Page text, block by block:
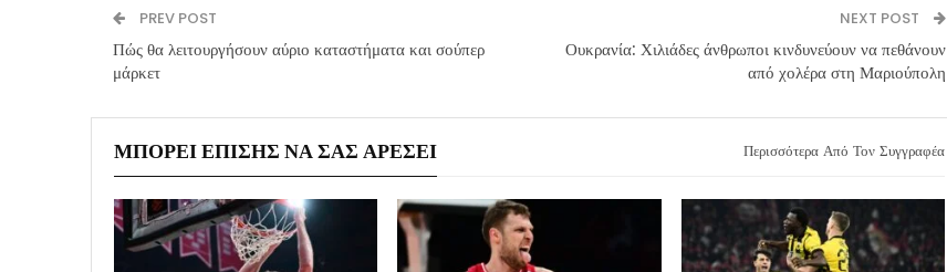
PREV POST
Πώς θα λειτουργήσουν αύριο καταστήματα και σούπερ
μάρκετ
NEXT POST
Ουκρανία: Χιλιάδες άνθρωποι κινδυνεύουν να πεθάνουν
από χολέρα στη Μαριούπολη
ΜΠΟΡΕΊ ΕΠΊΣΗΣ ΝΑ ΣΑΣ ΑΡΈΣΕΙ Περισσότερα Από Τον Συγγραφέα